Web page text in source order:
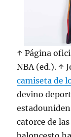
↑ Página
NBA (ed.). ↑
camiseta de
devino
catorce de